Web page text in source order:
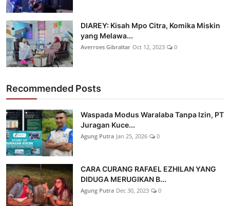
DIAREY: Kisah Mpo Citra, Komika Miskin
yang Melawa...
Averroes Gibraltar Oct 12, 2023 0
Recommended Posts
Waspada Modus Waralaba Tanpa Izin, PT
Juragan Kuce...
Agung Putra Jan 25, 2026 0
CARA CURANG RAFAEL EZHILAN YANG
DIDUGA MERUGIKAN B...
Agung Putra Dec 30, 2023 0